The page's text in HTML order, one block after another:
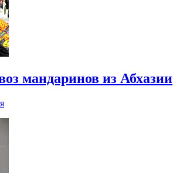
мандаринов из Абхазии